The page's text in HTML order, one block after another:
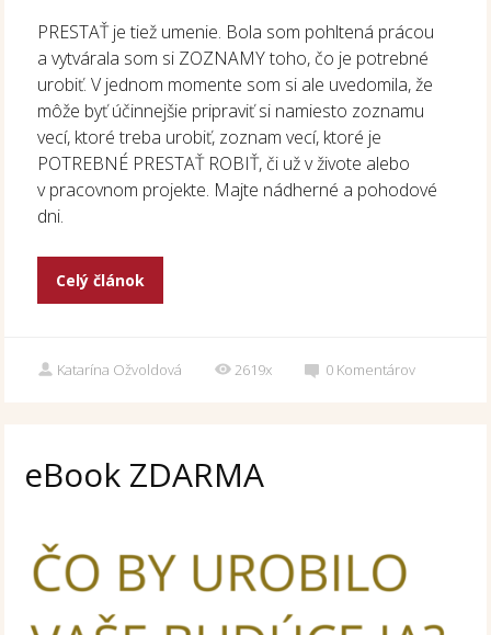
PRESTAŤ je tiež umenie. Bola som pohltená prácou
a vytvárala som si ZOZNAMY toho, čo je potrebné
urobiť. V jednom momente som si ale uvedomila, že
môže byť účinnejšie pripraviť si namiesto zoznamu
vecí, ktoré treba urobiť, zoznam vecí, ktoré je
POTREBNÉ PRESTAŤ ROBIŤ, či už v živote alebo
v pracovnom projekte. Majte nádherné a pohodové
dni.
Celý článok
Katarína Ožvoldová 2619x 0 Komentárov
eBook ZDARMA